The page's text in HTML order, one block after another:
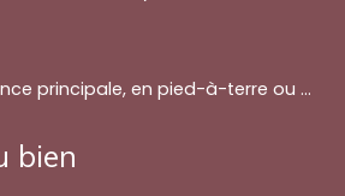
Idéal en résidence principale, en pied-à-terre ou pour un investissement locatif
bien